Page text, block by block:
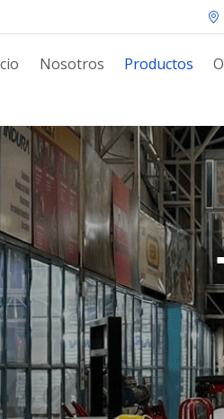
Nosotros Productos